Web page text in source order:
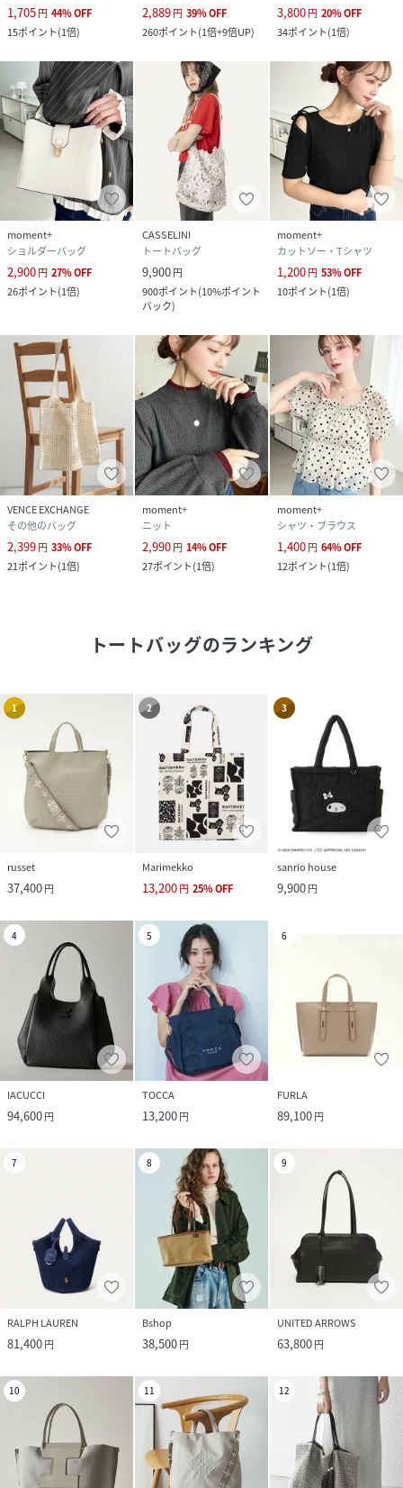
1,705円 44%OFF
15ポイント(1倍)
2,889円 39%OFF
260ポイント(1倍+9倍UP)
3,800円 20%OFF
34ポイント(1倍)
moment+
ショルダーバッグ
2,900円 27%OFF
26ポイント(1倍)
CASSELINI
トートバッグ
9,900円
900ポイント(10%ポイント
バック)
moment+
カットソー・Tシャツ
1,200円 53%OFF
10ポイント(1倍)
VENCE EXCHANGE
その他のバッグ
2,399円 33%OFF
21ポイント(1倍)
moment+
ニット
2,990円 14%OFF
27ポイント(1倍)
moment+
シャツ・ブラウス
1,400円 64%OFF
12ポイント(1倍)
トートバッグのランキング
1
russet
37,400円
2
Marimekko
13,200円 25%OFF
3
sanrio house
9,900円
4
IACUCCI
94,600円
5
TOCCA
13,200円
6
FURLA
89,100円
7
RALPH LAUREN
81,400円
8
Bshop
38,500円
9
UNITED ARROWS
63,800円
10 11 12